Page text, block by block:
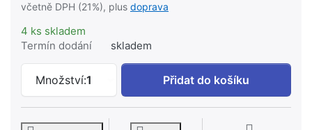
včetně DPH (21%), plus doprava
4 ks skladem
Termín dodání
skladem
Množství:1
Vsuvka černá 280 2" k 77 Kč, množství
Přidat do košíku